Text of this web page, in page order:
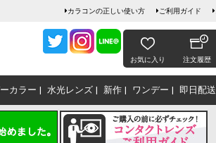
カラコンの正しい使い方 ご利用ガイド
お気に入り 注文履歴
カラー 水光レンズ 新作 ワンデー 即日配送